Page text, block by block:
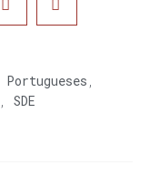
SDE